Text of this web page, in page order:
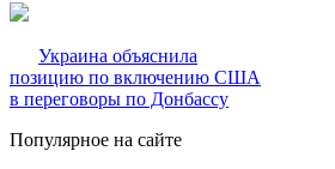
Украина объяснила
позицию по включению США
в переговоры по Донбассу
Популярное на сайте